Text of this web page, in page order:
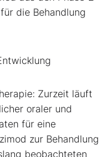
die Behandlung
Zurzeit läuft
oraler und
für eine
zur Behandlung
beobachteten